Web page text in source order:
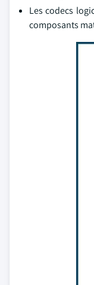
Les codecs
composants